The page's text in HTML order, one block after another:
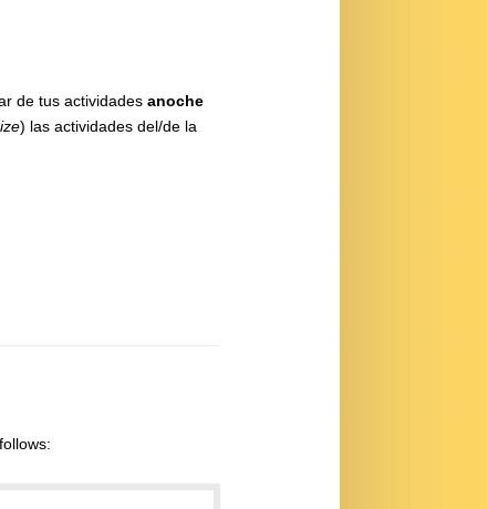
de tus actividades anoche
) las actividades del/de la